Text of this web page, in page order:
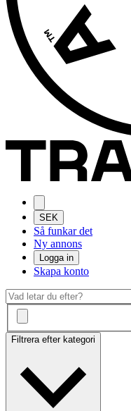
SEK
Så funkar det
Ny annons
Logga in
Skapa konto
Filtrera efter kategori